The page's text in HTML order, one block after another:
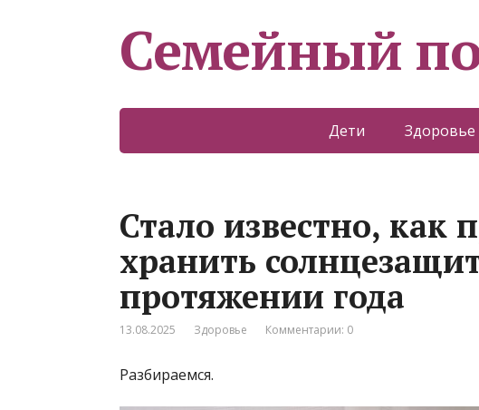
Семейный
Дети Здоровье
Стало известно, как
хранить
протяжении года
13.08.2025 Здоровье Комментарии: 0
Разбираемся.